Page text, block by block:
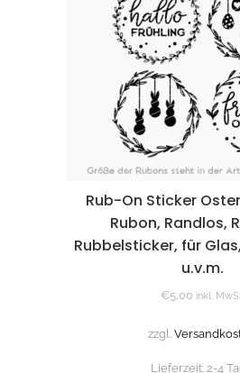
Rub-On Sticker
Rubon, Randlos,
Rubbelsticker, für
u.v.m.
€5,00 inkl.
zzgl.
Lieferzeit: 2-4